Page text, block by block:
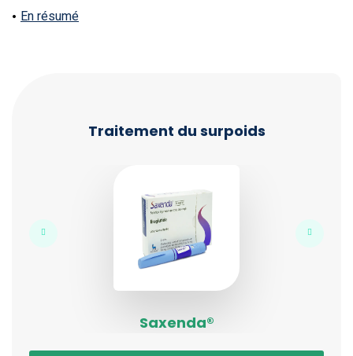
En résumé
Traitement du surpoids
Saxenda®